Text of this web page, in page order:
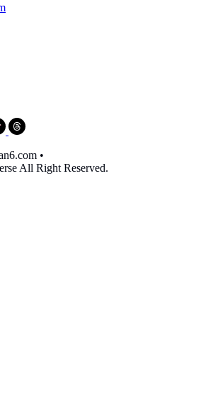
•
All Right Reserved.